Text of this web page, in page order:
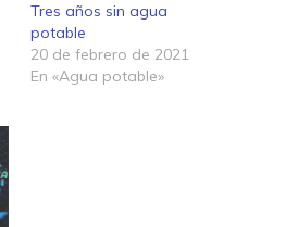
Tres años sin agua
potable
20 de febrero de 2021
En «Agua potable»